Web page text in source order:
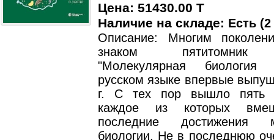
Цена: 51430.00 T
Наличие на складе: Есть
Описание: Многим
знаком пятитомник
"Молекулярная биология
русском языке впервые
г. С тех пор вышло пять
каждое из которых
последние достижения
биологии. Не в последнюю